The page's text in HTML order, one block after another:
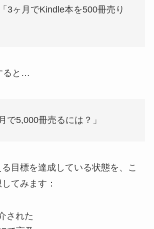
3ヶ月でKindle本を500冊売り
ると…
で5,000冊売るには？」
目標を達成している状態を、こ
てみます：
された